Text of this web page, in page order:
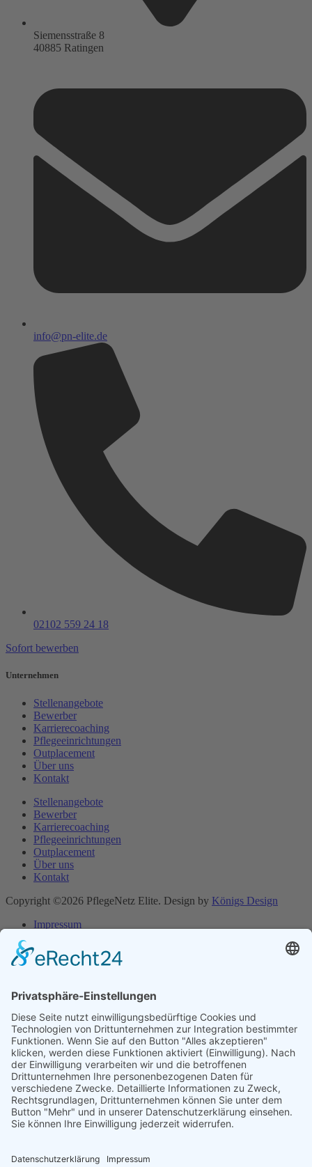
Siemensstraße 8
40885 Ratingen
info@pn-elite.de
02102 559 24 18
Sofort bewerben
Unternehmen
Stellenangebote
Bewerber
Karrierecoaching
Pflegeeinrichtungen
Outplacement
Über uns
Kontakt
Stellenangebote
Bewerber
Karrierecoaching
Pflegeeinrichtungen
Outplacement
Über uns
Kontakt
Copyright ©2026 PflegeNetz Elite. Design by Königs Design
Impressum
Impressum
Cookie-Einstellungen
Bewerbung
Bewerbung ganz einfach hochladen.
Wir melden uns mit dem passenden Arbeitsplatz bei dir.
Name
Vorname
E-Mail
Telefon
Upload